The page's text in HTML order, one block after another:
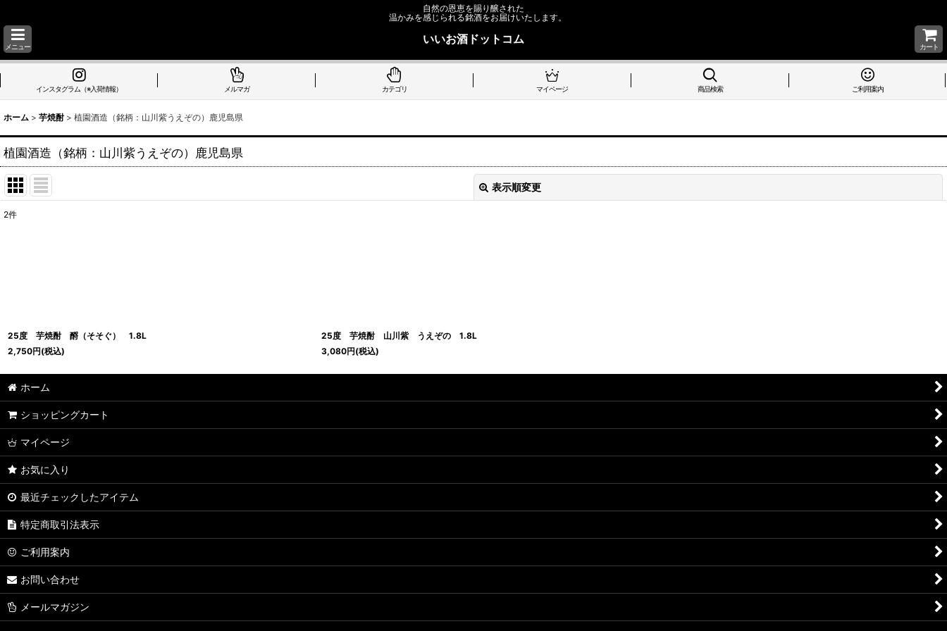
自然の恩恵を賜り醸された
温かみを感じられる銘酒をお届けいたします。
メニュー
いいお酒ドットコム
カート
インスタグラム（※入荷情報） メルマガ カテゴリ マイページ 商品検索 ご利用案内
ホーム > 芋焼酎 > 植園酒造（銘柄：山川紫うえぞの）鹿児島県
植園酒造（銘柄：山川紫うえぞの）鹿児島県
表示順変更
2件
25度 芋焼酎 酹（そそぐ） 1.8L
2,750円(税込)
25度 芋焼酎 山川紫 うえぞの 1.8L
3,080円(税込)
ホーム
ショッピングカート
マイページ
お気に入り
最近チェックしたアイテム
特定商取引法表示
ご利用案内
お問い合わせ
メールマガジン